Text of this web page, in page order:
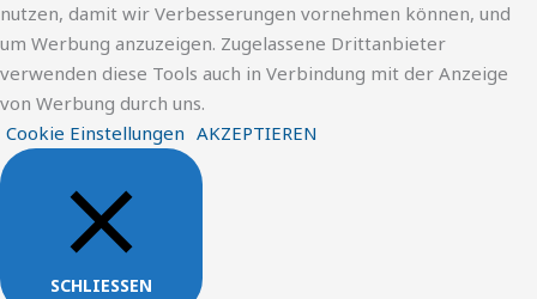
nutzen, damit wir Verbesserungen vornehmen können, und
um Werbung anzuzeigen. Zugelassene Drittanbieter
verwenden diese Tools auch in Verbindung mit der Anzeige
von Werbung durch uns.
Cookie Einstellungen AKZEPTIEREN
SCHLIESSEN